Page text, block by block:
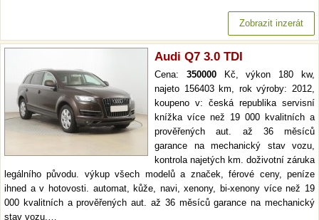
Zobrazit inzerát
Audi Q7 3.0 TDI
Cena: 350000Kč, výkon 180 kw,
najeto 156403 km, rok výroby: 2012,
koupeno v: česká republika servisní
knížka více než 19 000 kvalitních a
prověřených aut. až 36 měsíců
garance na mechanický stav vozu,
kontrola najetých km. doživotní záruka
legálního původu. výkup všech modelů a značek, férové ceny, peníze
ihned a v hotovosti. automat, kůže, navi, xenony, bi-xenony více než 19
000 kvalitních a prověřených aut. až 36 měsíců garance na mechanický
stav vozu,…